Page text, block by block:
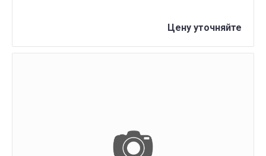
Цену уточняйте
ПОДРОБНЕЕ